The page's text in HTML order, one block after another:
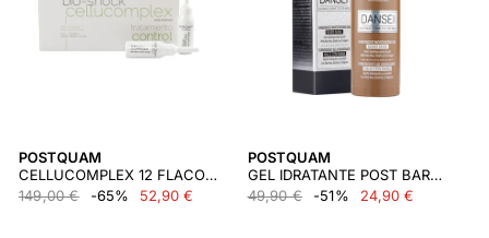
POSTQUAM
CELLUCOMPLEX 12 FLACONCINI DA 10 ML.
149,00 €
-65% 52,90 €
POSTQUAM
GEL IDRATANTE POST BARBA TURBOBOOST 50ML
49,90 €
-51% 24,90 €